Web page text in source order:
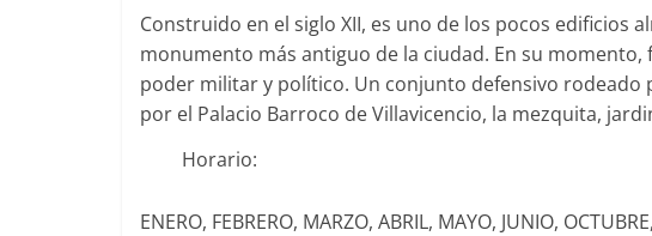
Construido en el siglo XII, es uno de los pocos edificios
monumento más antiguo de la ciudad. En su
poder militar y político. Un conjunto defensivo
por el Palacio Barroco de Villavicencio, la mezquita,
Horario:
ENERO, FEBRERO, MARZO, ABRIL, MAYO, JUNIO,